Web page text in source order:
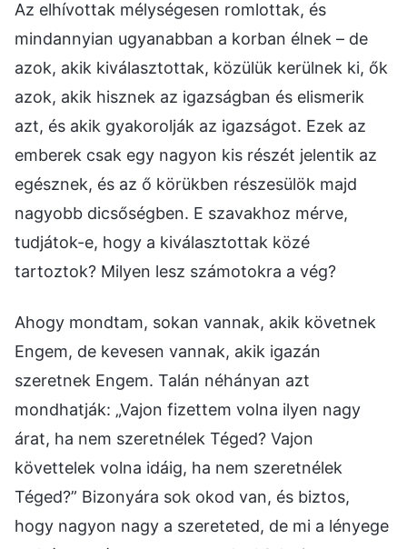
Az elhívottak mélységesen romlottak, és
mindannyian ugyanabban a korban élnek – de
azok, akik kiválasztottak, közülük kerülnek ki, ők
azok, akik hisznek az igazságban és elismerik
azt, és akik gyakorolják az igazságot. Ezek az
emberek csak egy nagyon kis részét jelentik az
egésznek, és az ő körükben részesülök majd
nagyobb dicsőségben. E szavakhoz mérve,
tudjátok-e, hogy a kiválasztottak közé
tartoztok? Milyen lesz számotokra a vég?
Ahogy mondtam, sokan vannak, akik követnek
Engem, de kevesen vannak, akik igazán
szeretnek Engem. Talán néhányan azt
mondhatják: „Vajon fizettem volna ilyen nagy
árat, ha nem szeretnélek Téged? Vajon
követtelek volna idáig, ha nem szeretnélek
Téged?” Bizonyára sok okod van, és biztos,
hogy nagyon nagy a szereteted, de mi a lényege